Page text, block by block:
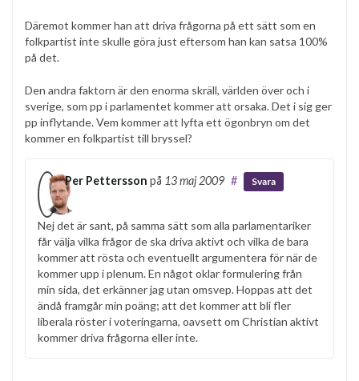
Däremot kommer han att driva frågorna på ett sätt som en
folkpartist inte skulle göra just eftersom han kan satsa 100%
på det.
Den andra faktorn är den enorma skräll, världen över och i
sverige, som pp i parlamentet kommer att orsaka. Det i sig ger
pp inflytande. Vem kommer att lyfta ett ögonbryn om det
kommer en folkpartist till bryssel?
Per Pettersson på 13 maj 2009 # Svara
Nej det är sant, på samma sätt som alla parlamentariker
får välja vilka frågor de ska driva aktivt och vilka de bara
kommer att rösta och eventuellt argumentera för när de
kommer upp i plenum. En något oklar formulering från
min sida, det erkänner jag utan omsvep. Hoppas att det
ändå framgår min poäng; att det kommer att bli fler
liberala röster i voteringarna, oavsett om Christian aktivt
kommer driva frågorna eller inte.